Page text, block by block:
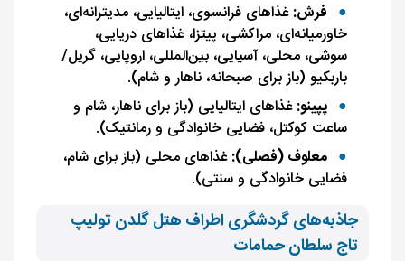
فرش:غذاهای فرانسوی، ایتالیایی، مدیترانه‌ای،
خاورمیانه‌ای، مراکشی، پیتزا، غذاهای دریایی،
سوشی، محلی، آسیایی، بین‌المللی، اروپایی، گریل/
باربکیو (باز برای صبحانه، ناهار و شام).
پپینو:غذاهای ایتالیایی (باز برای ناهار، شام و
ساعت کوکتل، فضایی خانوادگی و رمانتیک).
معلوف (فصلی):غذاهای محلی (باز برای شام،
فضایی خانوادگی و سنتی).
جاذبه‌های گردشگری اطراف هتل گلدن تولیپ
تاج سلطان حمامات